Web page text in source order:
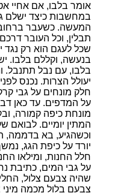
אומר בלבו, אם אחיי
במחשבות כיצד ישלם
המעשה. כשעבר
תבלין, וכל העובר
שכל לעגם הוא רק נגד
בנעשה, וקללם בלבו.
בלבו, עם נבל תתנבל.
יעולל הצרות. נכנס
חלק מונחים על גבי
על המדפים. עד כאן
מונחת כיפה קמורה,
המתין יומיים. לבואם
וכשהגיע, בא בדממה,
יורד על כיפת הגג,
חלל החנות, ומילאו
על גבי המים, כתיבת
שהיה צבעם צלול,
צבעם בלול מכמה מיני